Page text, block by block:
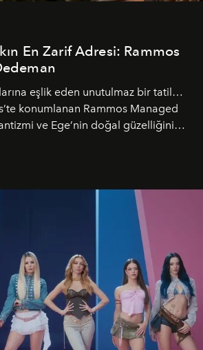
En Zarif Adresi: Rammos
eşlik eden unutulmaz bir tatil…
konumlanan Rammos Managed
ve Ege’nin doğal güzelliğini